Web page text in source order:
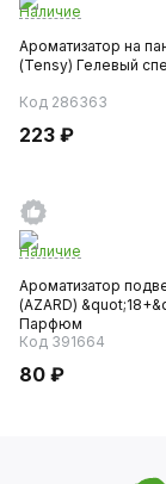
Наличие
Ароматизатор на
(Tensy) Гелевый
Код 286363
223 ₽
Наличие
Ароматизатор
(AZARD)
Парфюм
Код 391664
80 ₽